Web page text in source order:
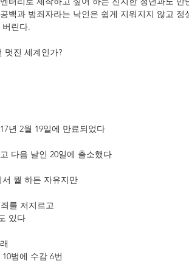
백과 범죄자라는 낙인은 쉽게 지워지지 않고
린다.
멋진 세계인가?
년 2월 19일에 만료되었다
다음 날인 20일에 출소했다
뭘 하든 자유지만
를 저지르고
있다
범에 수감 6번